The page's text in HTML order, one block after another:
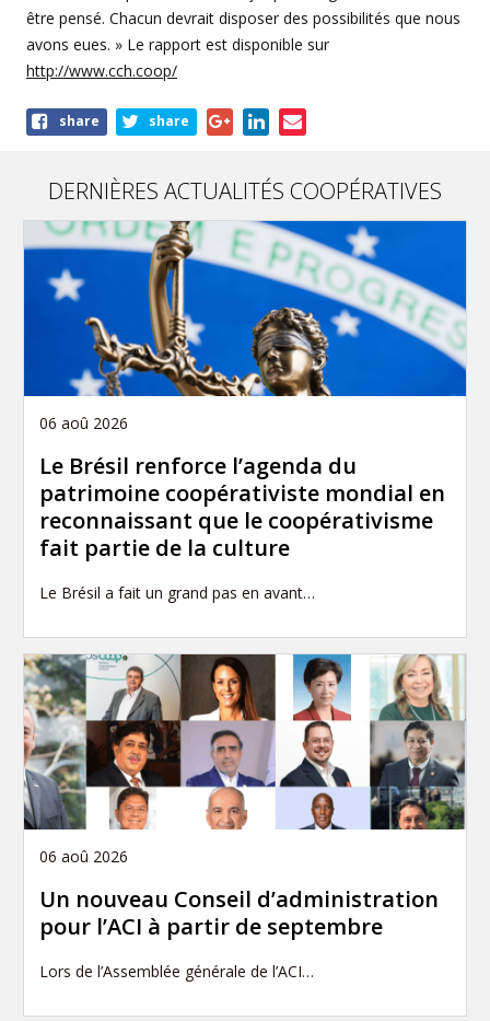
être pensé. Chacun devrait disposer des possibilités que nous
avons eues. » Le rapport est disponible sur
http://www.cch.coop/
Shareshare share
DERNIÈRES ACTUALITÉS COOPÉRATIVES
06 aoû 2026
Le Brésil renforce l’agenda du
patrimoine coopérativiste mondial en
reconnaissant que le coopérativisme
fait partie de la culture
Le Brésil a fait un grand pas en avant…
06 aoû 2026
Un nouveau Conseil d’administration
pour l’ACI à partir de septembre
Lors de l’Assemblée générale de l’ACI…